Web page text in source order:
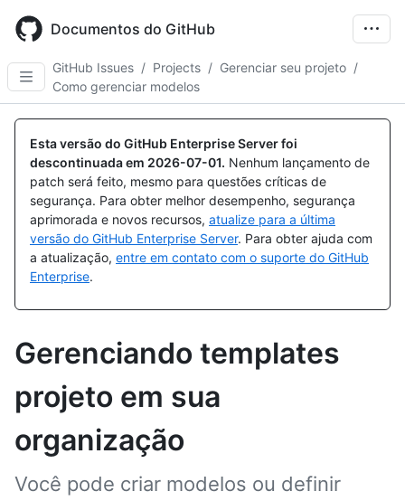
main
content
Documentos do GitHub
GitHub Issues / Projects / Gerenciar seu projeto /
Como gerenciar modelos
Esta versão do GitHub Enterprise Server foi
descontinuada em 2026-07-01. Nenhum lançamento de
patch será feito, mesmo para questões críticas de
segurança. Para obter melhor desempenho, segurança
aprimorada e novos recursos, atualize para a última
versão do GitHub Enterprise Server. Para obter ajuda com
a atualização, entre em contato com o suporte do GitHub
Enterprise.
Gerenciando templates
projeto em sua
organização
Você pode criar modelos ou definir